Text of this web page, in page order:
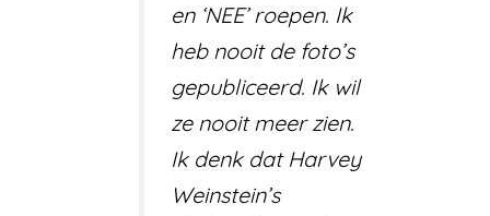
en ‘NEE’ roepen. Ik
heb nooit de foto’s
gepubliceerd. Ik wil
ze nooit meer zien.
Ik denk dat Harvey
Weinstein’s